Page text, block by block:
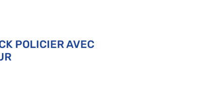
POLICIER AVEC